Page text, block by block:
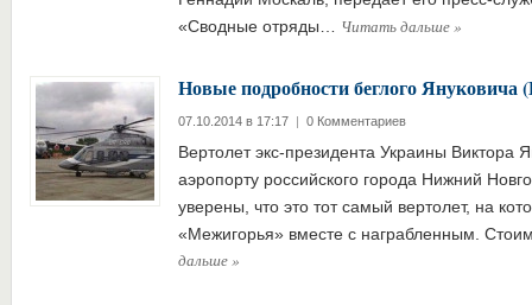
«Сводные отряды… Читать дальше»
Новые подробности беглого
07.10.2014 в 17:17 | 0 Комментариев
Вертолет экс-президента Украины Виктора
аэропорту российского города Нижний
уверены, что это тот самый вертолет, на
«Межигорья» вместе с награбленным.
дальше»